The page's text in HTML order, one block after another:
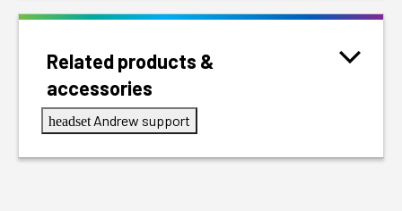
Related products &
accessories
headset Andrew support